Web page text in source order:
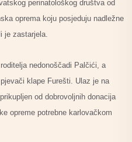
perinatološkog društva od
oprema koju posjeduju nadležne
je zastarjela.
nedonoščadi Palčići, a
klape Furešti. Ulaz je na
od dobrovoljnih donacija
opreme potrebne karlovačkom